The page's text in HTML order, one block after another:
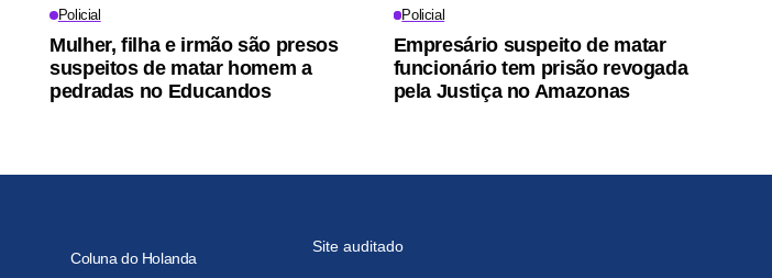
Policial
Mulher, filha e irmão são presos
suspeitos de matar homem a
pedradas no Educandos
Policial
Empresário suspeito de matar
funcionário tem prisão revogada
pela Justiça no Amazonas
Coluna do Holanda
Site auditado